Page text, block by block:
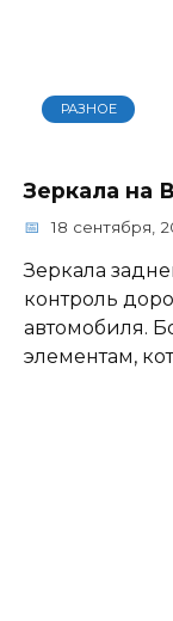
РАЗНОЕ
Зеркала на
18 сентября,
Зеркала
контроль
автомобиля.
элементам,